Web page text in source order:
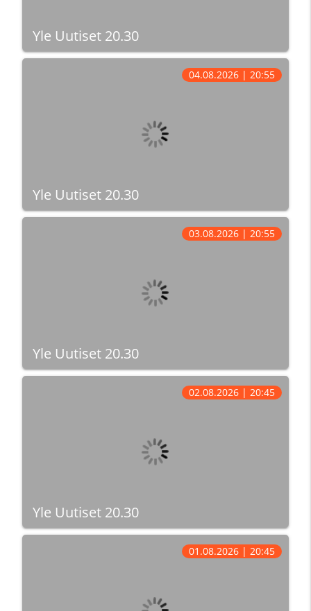
Yle Uutiset 20.30
Yle Uutiset 20.30
04.08.2026 | 20:55
Yle Uutiset 20.30
03.08.2026 | 20:55
Yle Uutiset 20.30
02.08.2026 | 20:45
01.08.2026 | 20:45